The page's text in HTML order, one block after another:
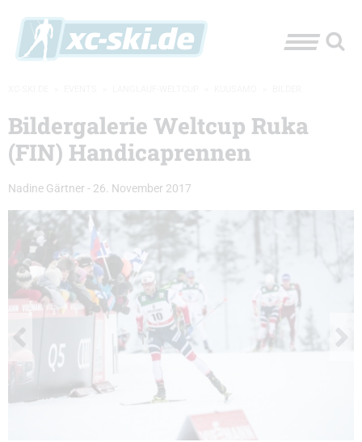
Bildergalerie Weltcup Ruka
(FIN) Handicaprennen
Nadine Gärtner - 26. November 2017